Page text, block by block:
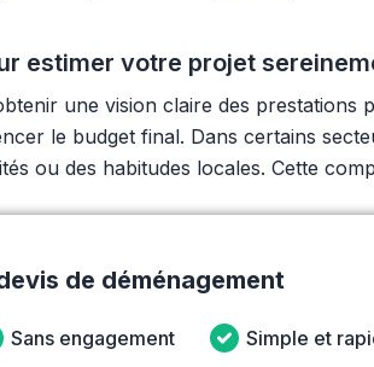
estimer votre projet
une vision claire des
le budget final. Dans certains
ou des habitudes locales. Cette
de déménagement
Sans engagement Simple et